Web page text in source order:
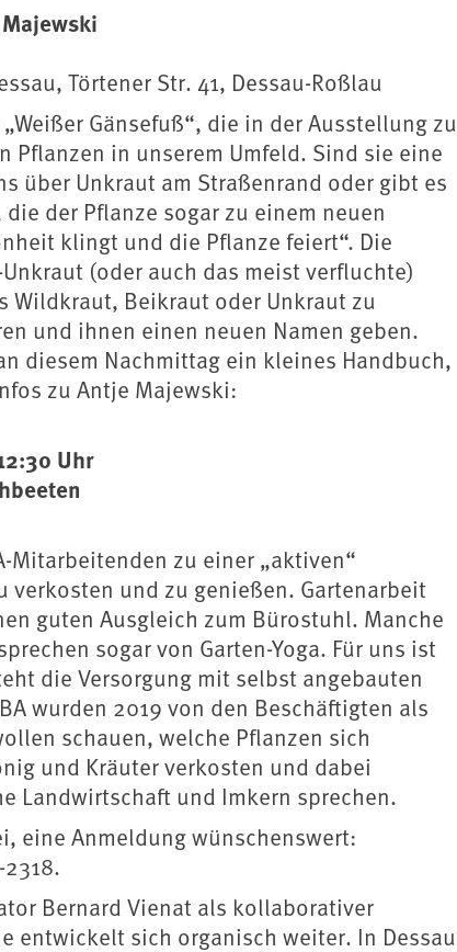
Törtener Str. 41, Dessau-Roßlau
Gänsefuß“, die in der Ausstellung zu
in unserem Umfeld. Sind sie eine
über Unkraut am Straßenrand oder gibt es
der Pflanze sogar zu einem neuen
klingt und die Pflanze feiert“. Die
(oder auch das meist verfluchte)
Wildkraut, Beikraut oder Unkraut zu
und ihnen einen neuen Namen geben.
diesem Nachmittag ein kleines Handbuch,
zu Antje Majewski:
Uhr
Mitarbeitenden zu einer „aktiven“
und zu genießen. Gartenarbeit
guten Ausgleich zum Bürostuhl. Manche
sogar von Garten-Yoga. Für uns ist
die Versorgung mit selbst angebauten
wurden 2019 von den Beschäftigten als
schauen, welche Pflanzen sich
und Kräuter verkosten und dabei
Landwirtschaft und Imkern sprechen.
eine Anmeldung wünschenswert:
Bernard Vienat als kollaborativer
entwickelt sich organisch weiter. In Dessau